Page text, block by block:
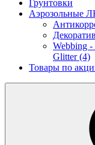
Грунтовки
Аэрозольные
Webbing -
Glitter (4)
Товары по